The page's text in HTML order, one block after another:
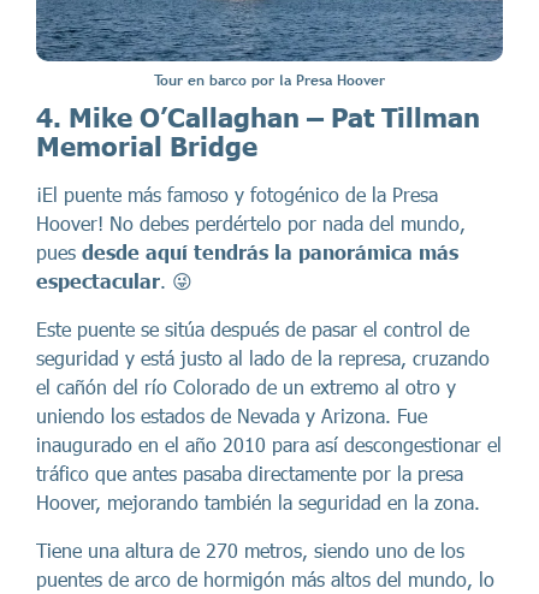
Tour en barco por la Presa Hoover
4. Mike O’Callaghan – Pat Tillman
Memorial Bridge
¡El puente más famoso y fotogénico de la Presa
Hoover! No debes perdértelo por nada del mundo,
pues desde aquí tendrás la panorámica más
espectacular . 😜
Este puente se sitúa después de pasar el control de
seguridad y está justo al lado de la represa, cruzando
el cañón del río Colorado de un extremo al otro y
uniendo los estados de Nevada y Arizona. Fue
inaugurado en el año 2010 para así descongestionar el
tráfico que antes pasaba directamente por la presa
Hoover, mejorando también la seguridad en la zona.
Tiene una altura de 270 metros, siendo uno de los
puentes de arco de hormigón más altos del mundo, lo